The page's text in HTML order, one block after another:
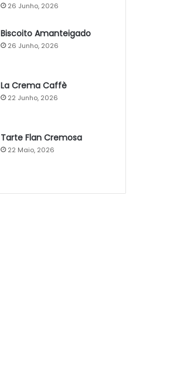
26 Junho, 2026
Biscoito Amanteigado
26 Junho, 2026
La Crema Caffè
22 Junho, 2026
Tarte Flan Cremosa
22 Maio, 2026